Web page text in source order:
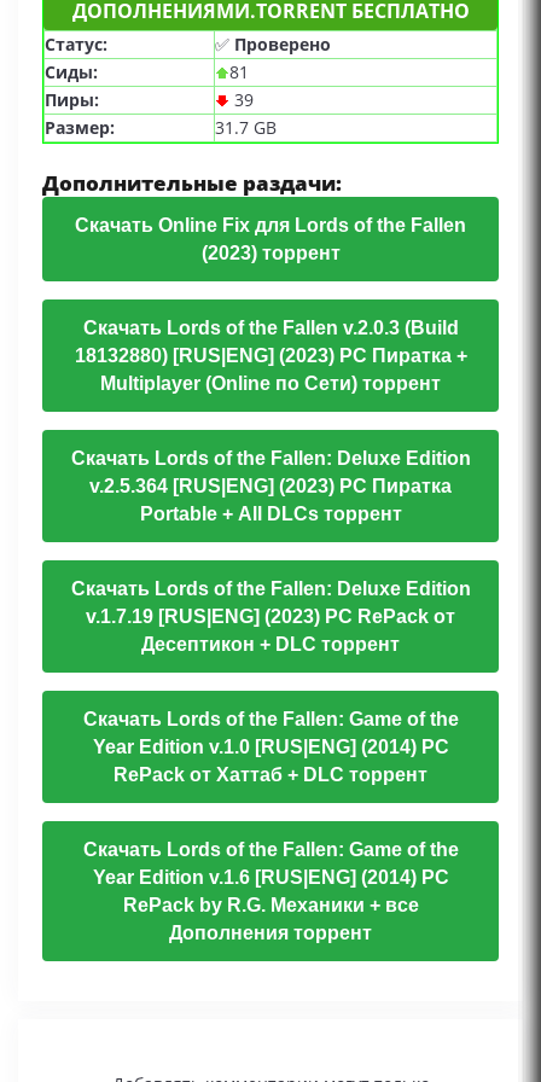
ДОПОЛНЕНИЯМИ.TORRENT БЕСПЛАТНО
Статус: ✅ Проверено
Сиды:
81
Пиры:
39
Размер:
31.7 GB
Дополнительные раздачи:
Скачать Online Fix для Lords of the Fallen
(2023) торрент
Скачать Lords of the Fallen v.2.0.3 (Build
18132880) [RUS|ENG] (2023) PC Пиратка +
Multiplayer (Online по Сети) торрент
Скачать Lords of the Fallen: Deluxe Edition
v.2.5.364 [RUS|ENG] (2023) PC Пиратка
Portable + All DLCs торрент
Скачать Lords of the Fallen: Deluxe Edition
v.1.7.19 [RUS|ENG] (2023) PC RePack от
Десептикон + DLC торрент
Скачать Lords of the Fallen: Game of the
Year Edition v.1.0 [RUS|ENG] (2014) PC
RePack от Хаттаб + DLC торрент
Скачать Lords of the Fallen: Game of the
Year Edition v.1.6 [RUS|ENG] (2014) PC
RePack by R.G. Механики + все
Дополнения торрент